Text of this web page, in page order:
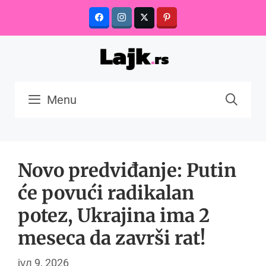
content
Menu
Novo predviđanje: Putin
će povući radikalan
potez, Ukrajina ima 2
meseca da završi rat!
јул 9, 2026